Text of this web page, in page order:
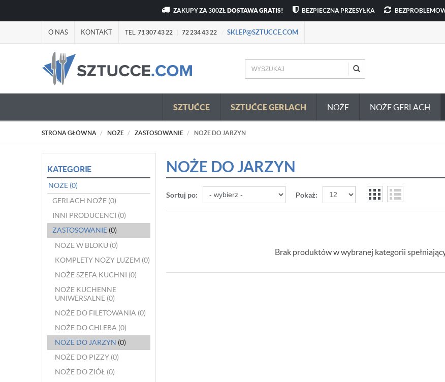
ZAKUPY ZA 300ZŁ DOSTAWA GRATIS! BEZPIECZNA PRZESYŁKA
O NAS KONTAKT TEL. 71 307 43 22 | 72 234 43 22 SKLEP@SZTUCCE.COM
SZTUĆCE SZTUĆCE GERLACH NOŻE NOŻE GERLACH
STRONA GŁÓWNA NOŻE ZASTOSOWANIE NOŻE DO JARZYN
KATEGORIE
NOŻE (0)
GERLACH NOŻE (0)
INNI PRODUCENCI (0)
ZASTOSOWANIE (0)
NOŻE W BLOKU (0)
KOMPLETY NOŻY LUZEM (0)
NOŻE SZEFA KUCHNI (0)
NOŻE KUCHENNE
UNIWERSALNE (0)
NOŻE DO FILETOWANIA (0)
NOŻE DO CHLEBA (0)
NOŻE DO JARZYN (0)
NOŻE DO PIZZY (0)
NOŻE DO ZIÓŁ (0)
NOŻE DO JARZYN
Sortuj po: Pokaż:
Brak produktów w wybranej kategorii